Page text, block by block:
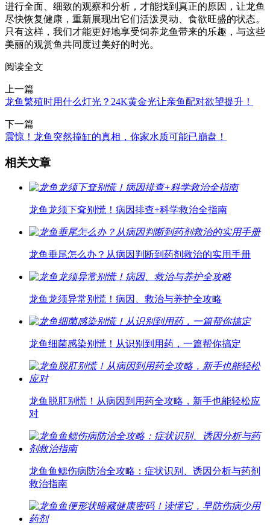
进行全面、细致的观察和分析，才能找到真正的原因，让龙鱼
尽快恢复健康，重新展现出它们活泼灵动、食欲旺盛的状态。
只有这样，我们才能更好地享受饲养龙鱼带来的乐趣，与这些
美丽的观赏鱼共同度过美好的时光。
阅读全文
上一篇
龙鱼繁殖时用什么灯光？24K黄金光让亲鱼配对欲望提升！
下一篇
震惊！龙鱼突然撞缸的真相，你家水质可能已崩盘！
相关文章
龙鱼龙须下耷别慌！病因排查+科学救治全指南
龙鱼垂尾怎么办？从病因判断到药剂救治的实用手册
龙鱼龙须异常别慌！病因、救治与养护全攻略
龙鱼细菌感染别慌！从识别到用药，一篇帮你搞定
龙鱼脱肛别慌！从病因到用药全攻略，新手也能轻松应
对
龙鱼鱼鳃伤病防治全攻略：症状识别、诱因分析与药剂
救治指南